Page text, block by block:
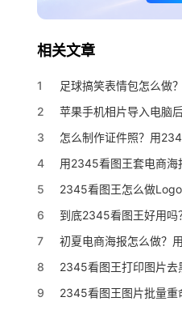
相关文章
1
足球搞笑表情包怎么做
2
3
4
5
6
到底2345看图王好用吗
7
初夏电商海报怎么做？
8
2345看图王打印图片去
9
2345看图王图片批量重